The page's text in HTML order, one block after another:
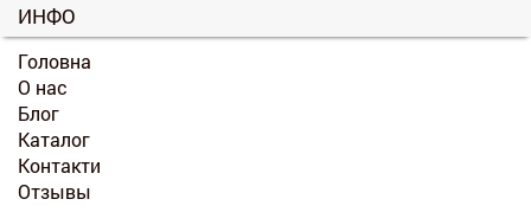
ИНФО
Головна
О нас
Блог
Каталог
Контакти
Отзывы